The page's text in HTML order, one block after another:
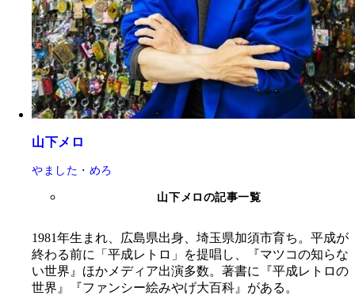
山下メロ
やました・めろ
山下メロの記事一覧
1981年生まれ、広島県出身、埼玉県加須市育ち。平成が
終わる前に「平成レトロ」を提唱し、『マツコの知らな
い世界』ほかメディア出演多数。著書に『平成レトロの
世界』『ファンシー絵みやげ大百科』がある。